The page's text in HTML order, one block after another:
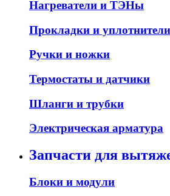
Нагреватели и ТЭНы
Прокладки и уплотнители
Ручки и ножки
Термостаты и датчики
Шланги и трубки
Электрическая арматура
Запчасти для
Блоки и модули